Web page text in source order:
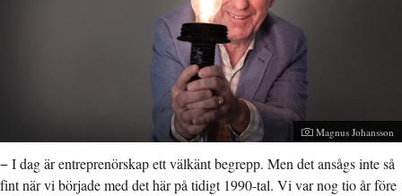
Fotograf:
Magnus Johansson
− I dag är entreprenörskap ett välkänt begrepp. Men det ansågs inte så
fint när vi började med det här på tidigt 1990-tal. Vi var nog tio år före